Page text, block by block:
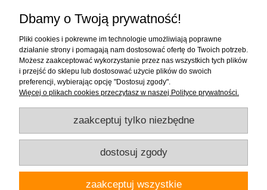
Zakupy
Pomoc
Moje konto
Informacje
Firma "Wnętrza" Alicja Galewska | ul. Czapliniecka 1, 97-400 Bełchatów |
Dbamy o Twoją prywatność!
Pliki cookies i pokrewne im technologie umożliwiają poprawne
działanie strony i pomagają nam dostosować ofertę do Twoich potrzeb.
Możesz zaakceptować wykorzystanie przez nas wszystkich tych plików
i przejść do sklepu lub dostosować użycie plików do swoich
preferencji, wybierając opcję "Dostosuj zgody".
Więcej o plikach cookies przeczytasz w naszej Polityce prywatności.
zaakceptuj tylko niezbędne
dostosuj zgody
zaakceptuj wszystkie